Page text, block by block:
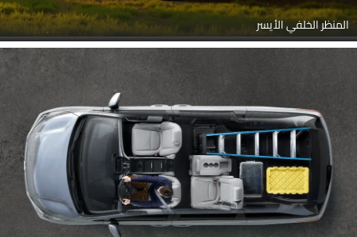
المنظر الخلفي الأيسر